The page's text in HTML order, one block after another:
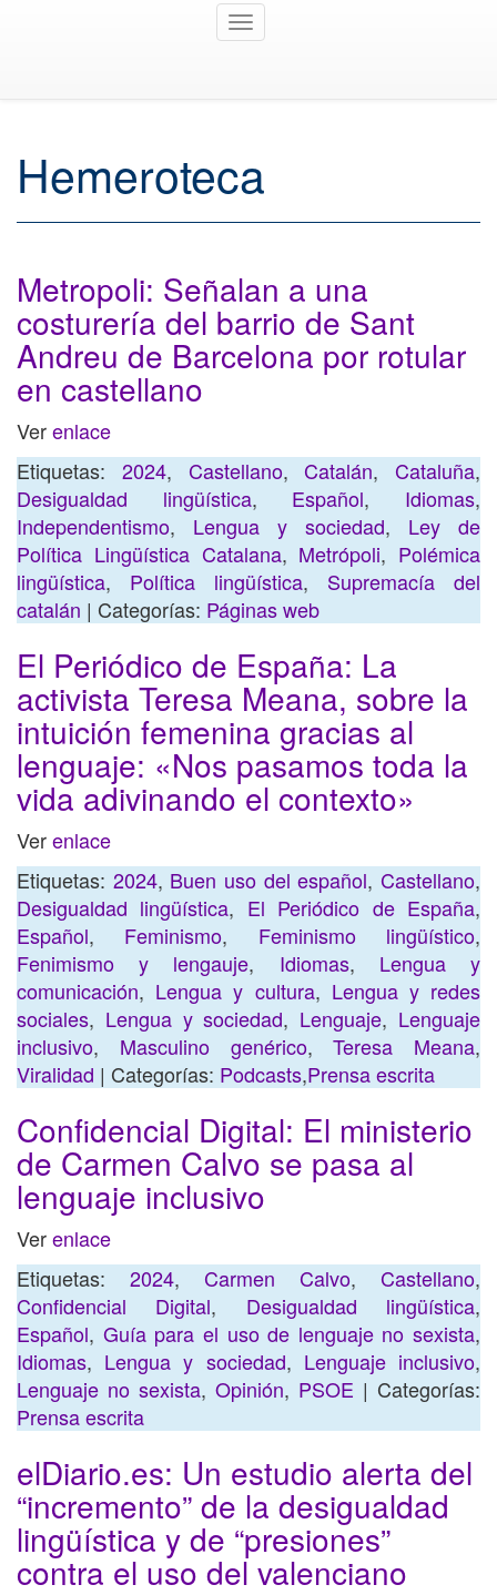
Toggle
Hemeroteca
Metropoli: Señalan a una
costurería del barrio de Sant
Andreu de Barcelona por rotular
en castellano
Verenlace
Etiquetas: 2024, Castellano,Catalán, Cataluña,
Desigualdad lingüística, Español, Idiomas,
Independentismo, Lengua y sociedad, Ley de
Política Lingüística Catalana, Metrópoli, Polémica
lingüística, Política lingüística, Supremacía del
catalán | Categorías: Páginas web
El Periódico de España: La
activista Teresa Meana, sobre la
intuición femenina gracias al
lenguaje: «Nos pasamos toda la
vida adivinando el contexto»
Verenlace
Etiquetas: 2024, Buen uso del español,Castellano,
Desigualdad lingüística, El Periódico de España,
Español, Feminismo, Feminismo lingüístico,
Fenimismo y lengauje, Idiomas, Lengua y
comunicación, Lengua y cultura, Lengua y redes
sociales, Lengua y sociedad, Lenguaje, Lenguaje
inclusivo, Masculino genérico,Teresa Meana,
Viralidad | Categorías: Podcasts,Prensa escrita
Confidencial Digital: El ministerio
de Carmen Calvo se pasa al
lenguaje inclusivo
Verenlace
Etiquetas: 2024, Carmen Calvo, Castellano,
Confidencial Digital, Desigualdad lingüística,
Español, Guía para el uso de lenguaje no sexista,
Idiomas, Lengua y sociedad, Lenguaje inclusivo,
Lenguaje no sexista, Opinión, PSOE | Categorías:
Prensa escrita
elDiario.es: Un estudio alerta del
“incremento” de la desigualdad
lingüística y de “presiones”
contra el uso del valenciano